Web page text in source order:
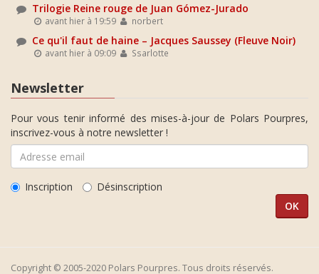
Trilogie Reine rouge de Juan Gómez-Jurado
avant hier à 19:59 norbert
Ce qu'il faut de haine – Jacques Saussey (Fleuve Noir)
avant hier à 09:09 Ssarlotte
Newsletter
Pour vous tenir informé des mises-à-jour de Polars Pourpres,
inscrivez-vous à notre newsletter !
Inscription Désinscription
Copyright © 2005-2020 Polars Pourpres. Tous droits réservés.